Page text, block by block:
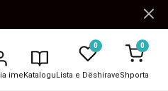
imeKatalogu
0
Lista e Dëshirave
0
Shporta